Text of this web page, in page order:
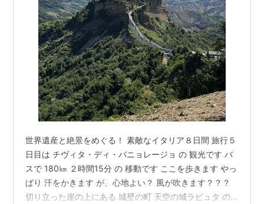
世界遺産と絶景をめぐる！ 素敵なイタリア８日間 旅行５
日目は チヴィタ・ディ・バニョレージョ の 観光です バ
スで 180㎞ ２時間15分 の 移動です ここを歩きます やっ
ぱり 汗をかきます が、心地よい？ 風が吹きます？？？
切り立った崖の上にある 城壁の町 天空の城ラピュタ の